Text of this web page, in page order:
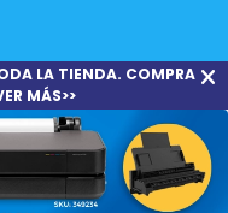
LA TIENDA. COMPRA
MÁS>>